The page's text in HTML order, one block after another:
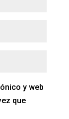
y web
que